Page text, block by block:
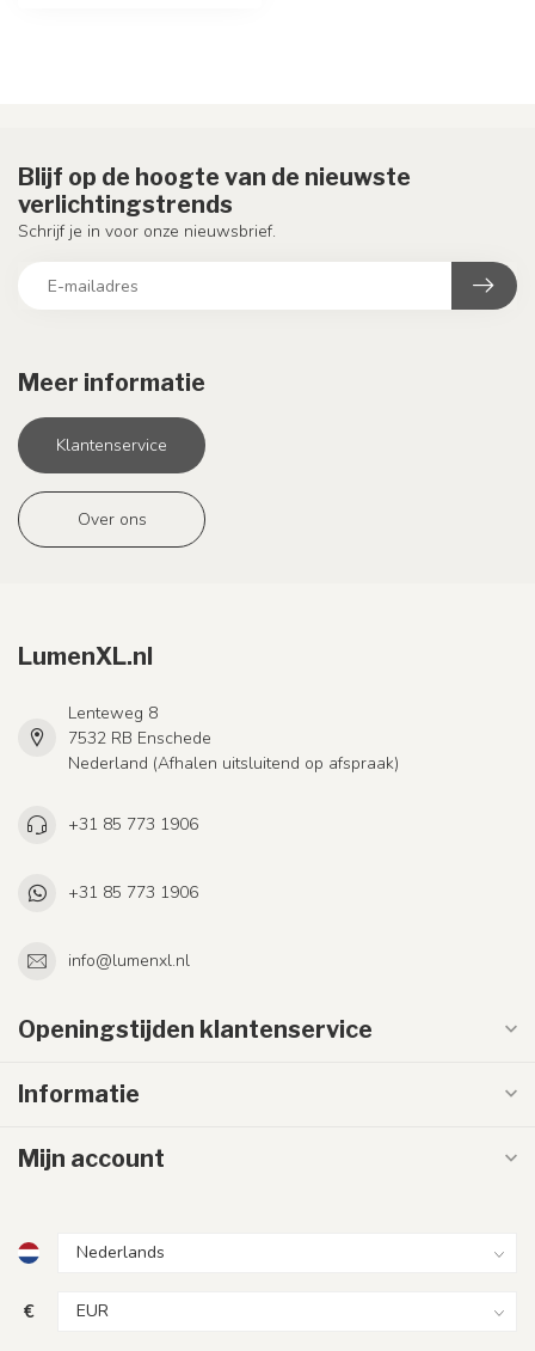
Meer informatie
Klantenservice
Over ons
Blijf op de hoogte van de nieuwste
verlichtingstrends
Schrijf je in voor onze nieuwsbrief.
LumenXL.nl
Lenteweg 8
7532 RB Enschede
Nederland (Afhalen uitsluitend op afspraak)
+31 85 773 1906
+31 85 773 1906
info@lumenxl.nl
Openingstijden klantenservice
Informatie
Mijn account
€